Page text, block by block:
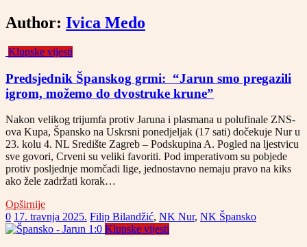
Author: Ivica Medo
Klupske vijesti
Predsjednik Španskog grmi: “Jarun smo pregazili
igrom, možemo do dvostruke krune”
Nakon velikog trijumfa protiv Jaruna i plasmana u polufinale ZNS-
ova Kupa, Špansko na Uskrsni ponedjeljak (17 sati) dočekuje Nur u
23. kolu 4. NL Središte Zagreb – Podskupina A. Pogled na ljestvicu
sve govori, Crveni su veliki favoriti. Pod imperativom su pobjede
protiv posljednje momčadi lige, jednostavno nemaju pravo na kiks
ako žele zadržati korak…
Opširnije
0 17. travnja 2025. Filip Bilandžić, NK Nur, NK Špansko
Klupske vijesti